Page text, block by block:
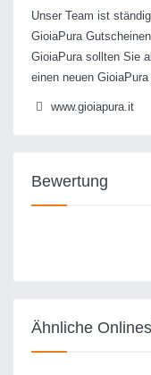
Unser Team ist
GioiaPura
GioiaPura sollten Sie
einen neuen
www.gioiapura.it
Bewertung
Ähnliche